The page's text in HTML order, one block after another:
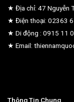
★ Địa chỉ: 47 Nguyễn
★ Điện thoại: 02363
★ Di động : 0915 11
★ Email:
Thông Tin Chung